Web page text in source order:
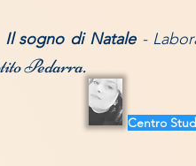
Il sogno di Natale -
Pedarra.
Centro S